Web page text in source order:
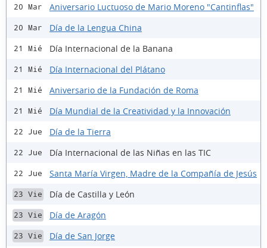
20 Mar Aniversario Luctuoso de Mario Moreno "Cantinflas"
20 Mar Día de la Lengua China
21 Mié Día Internacional de la Banana
21 Mié Día Internacional del Plátano
21 Mié Aniversario de la Fundación de Roma
21 Mié Día Mundial de la Creatividad y la Innovación
22 Jue Día de la Tierra
22 Jue Día Internacional de las Niñas en las TIC
22 Jue Santa María Virgen, Madre de la Compañía de Jesús
23 Vie Día de Castilla y León
23 Vie Día de Aragón
23 Vie Día de San Jorge